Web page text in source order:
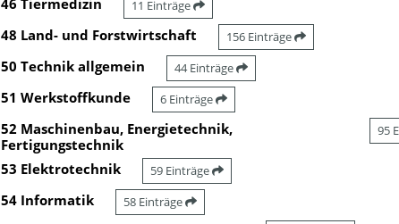
46 Tiermedizin 11 Einträge
48 Land- und Forstwirtschaft 156 Einträge
50 Technik allgemein 44 Einträge
51 Werkstoffkunde 6 Einträge
52 Maschinenbau, Energietechnik,
Fertigungstechnik
95
53 Elektrotechnik 59 Einträge
54 Informatik 58 Einträge